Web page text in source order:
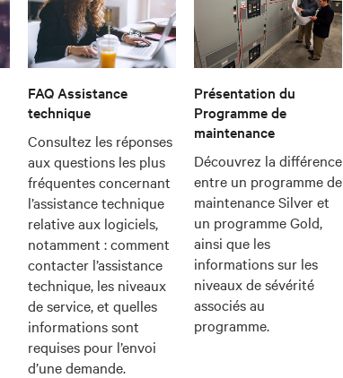
FAQ Assistance
technique
Consultez les réponses
aux questions les plus
fréquentes concernant
l’assistance technique
relative aux logiciels,
notamment : comment
contacter l’assistance
technique, les niveaux
de service, et quelles
informations sont
requises pour l’envoi
d’une demande.
Présentation du
Programme de
maintenance
Découvrez la différence
entre un programme de
maintenance Silver et
un programme Gold,
ainsi que les
informations sur les
niveaux de sévérité
associés au
programme.